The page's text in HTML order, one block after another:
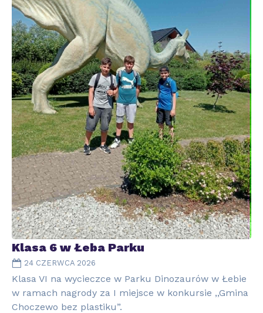
Klasa 6 w Łeba Parku
24 CZERWCA 2026
Klasa VI na wycieczce w Parku Dinozaurów w Łebie
w ramach nagrody za I miejsce w konkursie ,,Gmina
Choczewo bez plastiku”.